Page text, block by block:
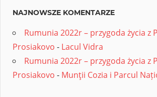
NAJNOWSZE KOMENTARZE
Rumunia 2022r – przygoda życia z
Prosiakovo - Lacul Vidra
Rumunia 2022r – przygoda życia z
Prosiakovo - Munţii Cozia i Parcul